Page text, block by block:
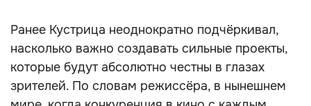
Ранее Кустрица неоднократно подчёркивал,
насколько важно создавать сильные проекты,
которые будут абсолютно честны в глазах
зрителей. По словам режиссёра, в нынешнем